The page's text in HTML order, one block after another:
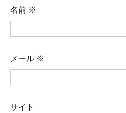
名前 ※
メール ※
サイト